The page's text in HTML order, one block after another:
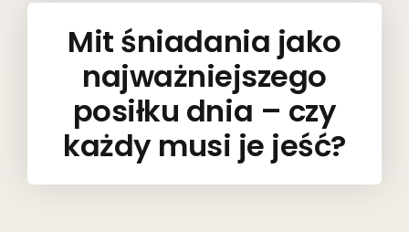
Mit śniadania jako
najważniejszego
posiłku dnia – czy
każdy musi je jeść?